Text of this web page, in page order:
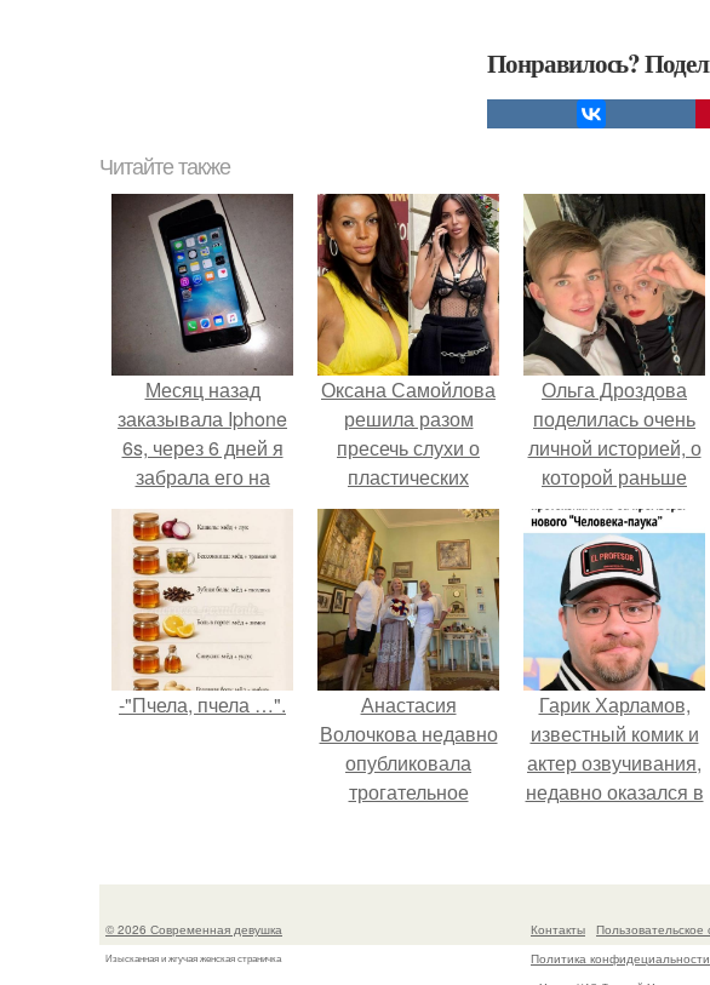
Понравилось?
Читайте также
Месяц назад
заказывала Iphone
6s, через 6 дней я
забрала его на
почте и вот решила
оставить отзыв!
Оксана Самойлова
решила разом
пресечь слухи о
пластических
операциях и
публично
прояснила
ситуацию.
Ольга Дроздова
поделилась очень
личной историей, о
которой раньше
почти не говорила.
-"Пчела, пчела …".
Анастасия
Волочкова недавно
опубликовала
трогательное
которой она
Гарик Харламов,
известный комик и
актер озвучивания,
недавно оказался в
над озвучкой
колобка.
© 2026 Современная девушка
Изысканная и жгучая женская страничка
Контакты
Пользовательское
Политика конфидециальности